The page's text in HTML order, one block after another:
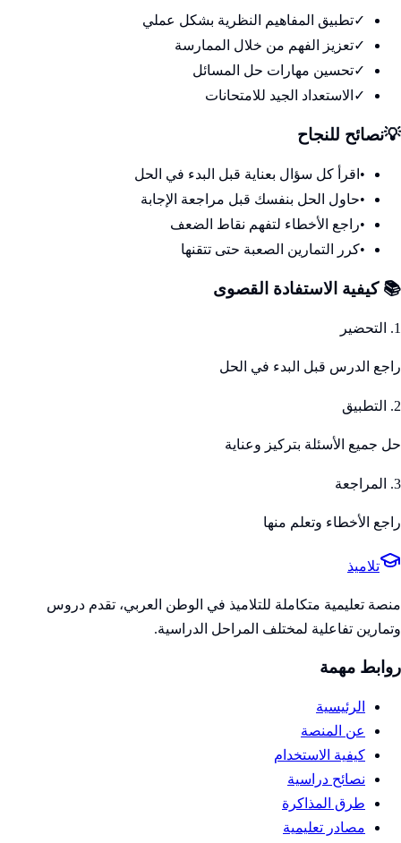
✓تطبيق المفاهيم النظرية بشكل عملي
✓تعزيز الفهم من خلال الممارسة
✓تحسين مهارات حل المسائل
✓ الاستعداد الجيد للامتحانات
💡نصائح للنجاح
• اقرأ كل سؤال بعناية قبل البدء في الحل
•حاول الحل بنفسك قبل مراجعة الإجابة
•راجع الأخطاء لتفهم نقاط الضعف
•كرر التمارين الصعبة حتى تتقنها
📚 كيفية الاستفادة القصوى
1. التحضير
راجع الدرس قبل البدء في الحل
2. التطبيق
حل جميع الأسئلة بتركيز وعناية
3. المراجعة
راجع الأخطاء وتعلم منها
تلاميذ
منصة تعليمية متكاملة للتلاميذ في الوطن العربي، تقدم دروس
وتمارين تفاعلية لمختلف المراحل الدراسية.
روابط مهمة
الرئيسية
عن المنصة
كيفية الاستخدام
نصائح دراسية
طرق المذاكرة
مصادر تعليمية